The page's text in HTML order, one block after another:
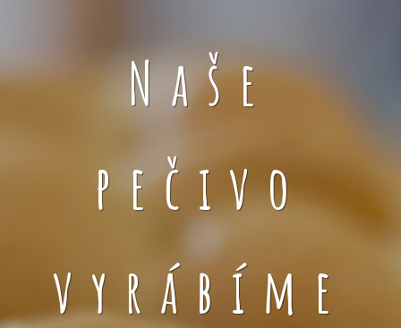
Naše
pečivo
vyrábíme